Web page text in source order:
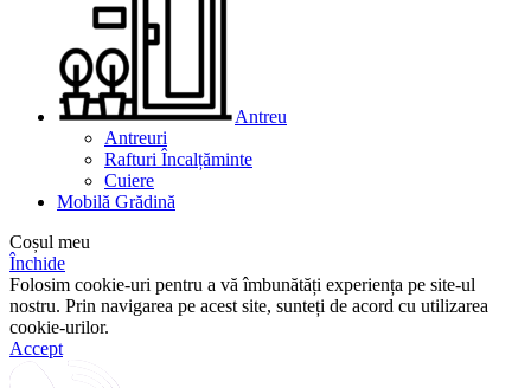
Antreu
Antreuri
Rafturi Încalțăminte
Cuiere
Mobilă Grădină
Coșul meu
Închide
Folosim cookie-uri pentru a vă îmbunătăți experiența pe site-ul
nostru. Prin navigarea pe acest site, sunteți de acord cu utilizarea
cookie-urilor.
Accept